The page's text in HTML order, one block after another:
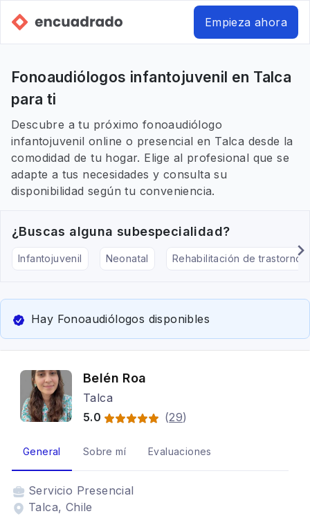
Empieza ahora
Fonoaudiólogos infantojuvenil en Talca
para ti
Descubre a tu próximo fonoaudiólogo
infantojuvenil online o presencial en Talca desde la
comodidad de tu hogar. Elige al profesional que se
adapte a tus necesidades y consulta su
disponibilidad según tu conveniencia.
¿Buscas alguna subespecialidad?
Infantojuvenil Neonatal Rehabilitación de
Hay Fonoaudiólogos disponibles
Belén Roa
Talca
5.0
(29)
General Sobre mí Evaluaciones
Servicio Presencial
Talca, Chile